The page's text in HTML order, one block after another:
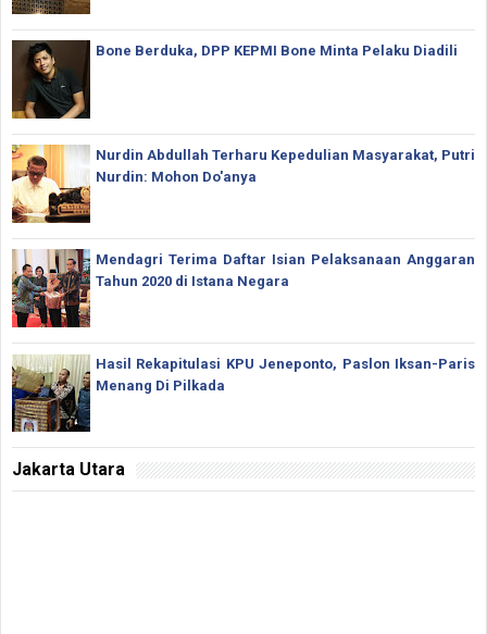
Bone Berduka, DPP KEPMI Bone Minta Pelaku Diadili
Nurdin Abdullah Terharu Kepedulian Masyarakat, Putri
Nurdin: Mohon Do'anya
Mendagri Terima Daftar Isian Pelaksanaan Anggaran
Tahun 2020 di Istana Negara
Hasil Rekapitulasi KPU Jeneponto, Paslon Iksan-Paris
Menang Di Pilkada
Jakarta Utara